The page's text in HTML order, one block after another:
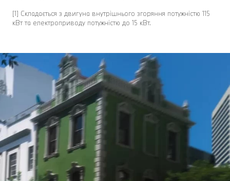
[1] Складається з двигуна внутрішнього згоряння потужністю 115
кВт та електроприводу потужністю до 15 кВт.